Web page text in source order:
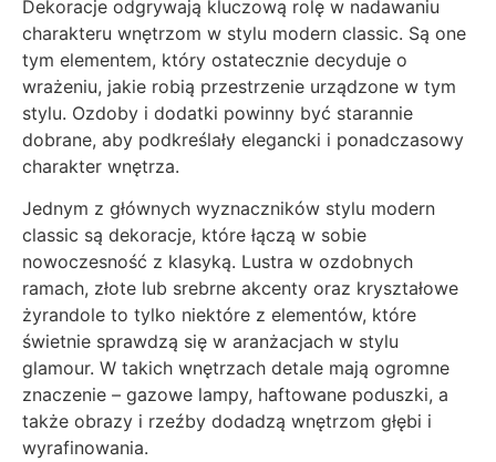
Dekoracje odgrywają kluczową rolę w nadawaniu
charakteru wnętrzom w stylu modern classic. Są one
tym elementem, który ostatecznie decyduje o
wrażeniu, jakie robią przestrzenie urządzone w tym
stylu. Ozdoby i dodatki powinny być starannie
dobrane, aby podkreślały elegancki i ponadczasowy
charakter wnętrza.
Jednym z głównych wyznaczników stylu modern
classic są dekoracje, które łączą w sobie
nowoczesność z klasyką. Lustra w ozdobnych
ramach, złote lub srebrne akcenty oraz kryształowe
żyrandole to tylko niektóre z elementów, które
świetnie sprawdzą się w aranżacjach w stylu
glamour. W takich wnętrzach detale mają ogromne
znaczenie – gazowe lampy, haftowane poduszki, a
także obrazy i rzeźby dodadzą wnętrzom głębi i
wyrafinowania.